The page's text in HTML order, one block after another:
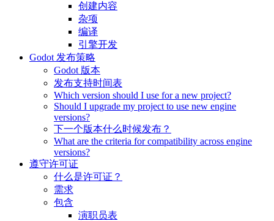
创建内容
杂项
编译
引擎开发
Godot 发布策略
Godot 版本
发布支持时间表
Which version should I use for a new project?
Should I upgrade my project to use new engine
versions?
下一个版本什么时候发布？
What are the criteria for compatibility across engine
versions?
遵守许可证
什么是许可证？
需求
包含
演职员表